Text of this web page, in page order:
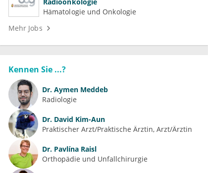
Hämatologie und Onkologie
Mehr Jobs
Kennen Sie ...?
Dr. Aymen Meddeb
Radiologie
Dr. David Kim-Aun
Praktischer Arzt/Praktische Ärztin, Arzt/Ärztin
Dr. Pavlína Raisl
Orthopädie und Unfallchirurgie